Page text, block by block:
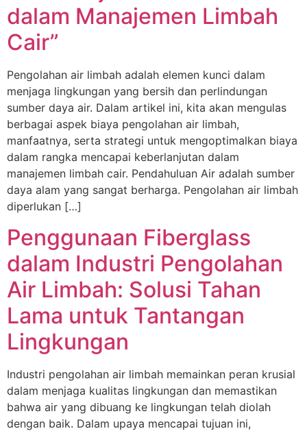
dalam Manajemen Limbah
Cair”
Pengolahan air limbah adalah elemen kunci dalam
menjaga lingkungan yang bersih dan perlindungan
sumber daya air. Dalam artikel ini, kita akan mengulas
berbagai aspek biaya pengolahan air limbah,
manfaatnya, serta strategi untuk mengoptimalkan biaya
dalam rangka mencapai keberlanjutan dalam
manajemen limbah cair. Pendahuluan Air adalah sumber
daya alam yang sangat berharga. Pengolahan air limbah
diperlukan […]
Penggunaan Fiberglass
dalam Industri Pengolahan
Air Limbah: Solusi Tahan
Lama untuk Tantangan
Lingkungan
Industri pengolahan air limbah memainkan peran krusial
dalam menjaga kualitas lingkungan dan memastikan
bahwa air yang dibuang ke lingkungan telah diolah
dengan baik. Dalam upaya mencapai tujuan ini,